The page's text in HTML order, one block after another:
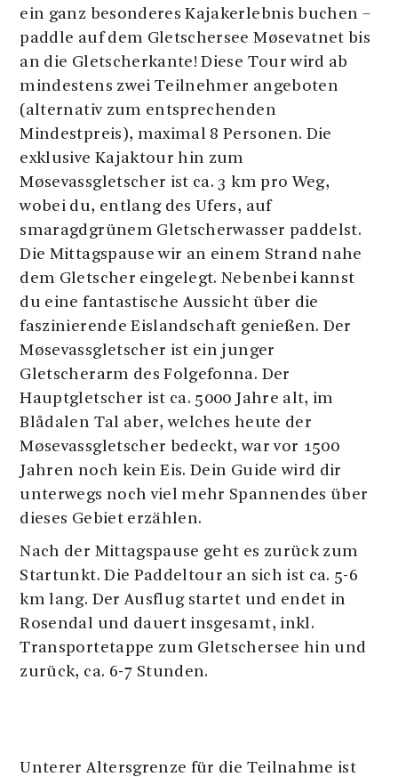
ein ganz besonderes Kajakerlebnis buchen –
paddle auf dem Gletschersee Møsevatnet bis
an die Gletscherkante! Diese Tour wird ab
mindestens zwei Teilnehmer angeboten
(alternativ zum entsprechenden
Mindestpreis), maximal 8 Personen. Die
exklusive Kajaktour hin zum
Møsevassgletscher ist ca. 3 km pro Weg,
wobei du, entlang des Ufers, auf
smaragdgrünem Gletscherwasser paddelst.
Die Mittagspause wir an einem Strand nahe
dem Gletscher eingelegt. Nebenbei kannst
du eine fantastische Aussicht über die
faszinierende Eislandschaft genießen. Der
Møsevassgletscher ist ein junger
Gletscherarm des Folgefonna. Der
Hauptgletscher ist ca. 5000 Jahre alt, im
Blådalen Tal aber, welches heute der
Møsevassgletscher bedeckt, war vor 1500
Jahren noch kein Eis. Dein Guide wird dir
unterwegs noch viel mehr Spannendes über
dieses Gebiet erzählen.
Nach der Mittagspause geht es zurück zum
Startunkt. Die Paddeltour an sich ist ca. 5-6
km lang. Der Ausflug startet und endet in
Rosendal und dauert insgesamt, inkl.
Transportetappe zum Gletschersee hin und
zurück, ca. 6-7 Stunden.
Unterer Altersgrenze für die Teilnahme ist